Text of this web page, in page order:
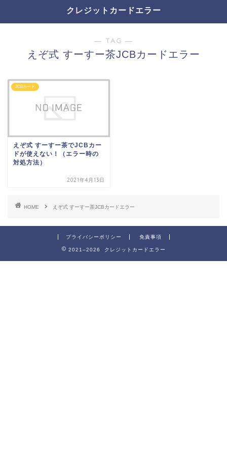
クレジットカードエラー
― TAG ―
えぞ式 すーすー茶JCBカードエラー
JCBカード
えぞ式 すーすー茶でJCBカー
ドが使えない！（エラー時の
対処方法）
2021年4月13日
HOME えぞ式 すーすー茶JCBカードエラー
プライバシーポリシー 免責事項
2021–2026 クレジットカードエラー